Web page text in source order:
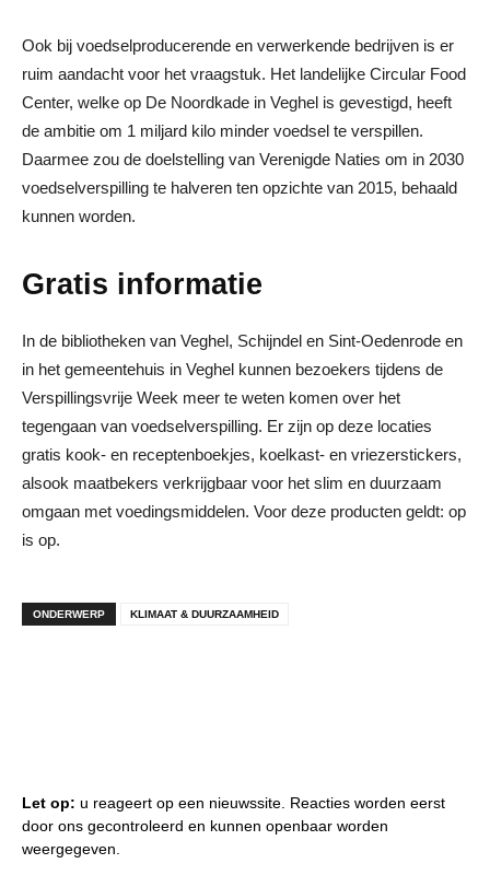
Ook bij voedselproducerende en verwerkende bedrijven is er
ruim aandacht voor het vraagstuk. Het landelijke Circular Food
Center, welke op De Noordkade in Veghel is gevestigd, heeft
de ambitie om 1 miljard kilo minder voedsel te verspillen.
Daarmee zou de doelstelling van Verenigde Naties om in 2030
voedselverspilling te halveren ten opzichte van 2015, behaald
kunnen worden.
Gratis informatie
In de bibliotheken van Veghel, Schijndel en Sint-Oedenrode en
in het gemeentehuis in Veghel kunnen bezoekers tijdens de
Verspillingsvrije Week meer te weten komen over het
tegengaan van voedselverspilling. Er zijn op deze locaties
gratis kook- en receptenboekjes, koelkast- en vriezerstickers,
alsook maatbekers verkrijgbaar voor het slim en duurzaam
omgaan met voedingsmiddelen. Voor deze producten geldt: op
is op.
ONDERWERP KLIMAAT & DUURZAAMHEID
Let op: u reageert op een nieuwssite. Reacties worden eerst
door ons gecontroleerd en kunnen openbaar worden
weergegeven.